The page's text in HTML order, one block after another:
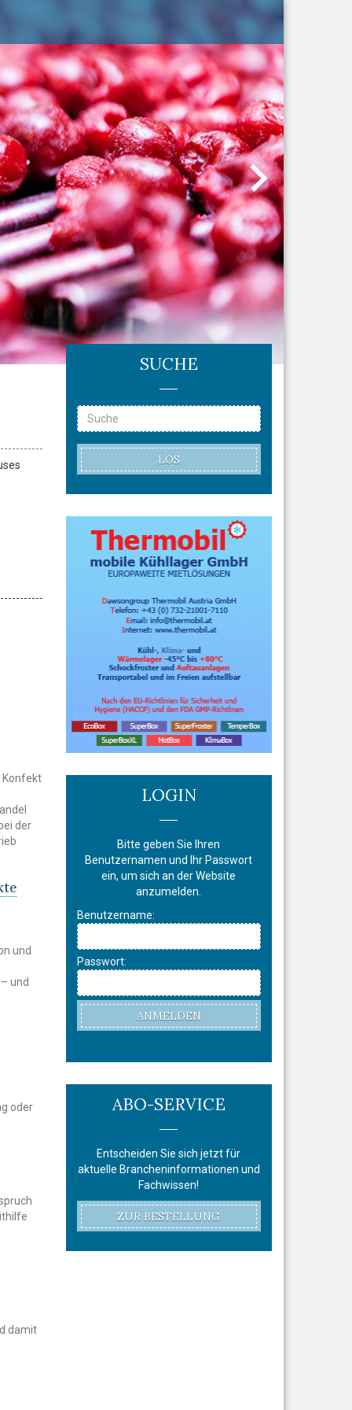
Konfekt
der
und
und
oder
damit
SUCHE
LOS
LOGIN
Bitte geben Sie Ihren
Benutzernamen und Ihr Passwort
ein, um sich an der Website
anzumelden.
Benutzername:
Passwort:
ANMELDEN
ABO-SERVICE
Entscheiden Sie sich jetzt für
aktuelle Brancheninformationen und
Fachwissen!
ZUR BESTELLUNG